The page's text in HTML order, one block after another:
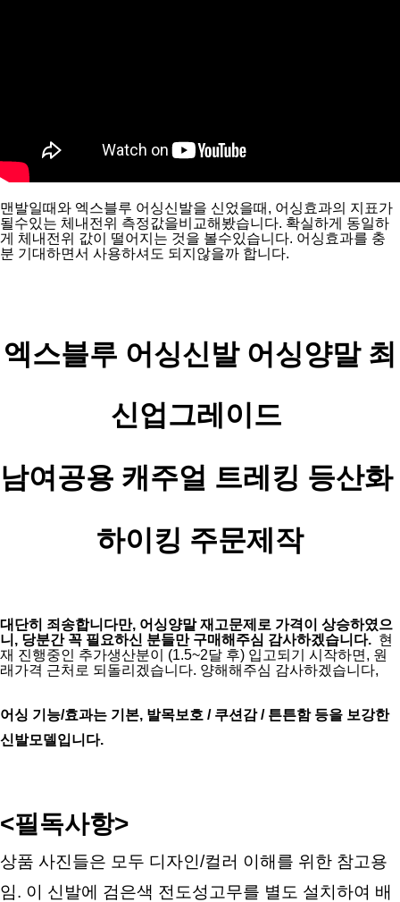
맨발일때와 엑스블루 어싱신발을 신었을때, 어싱효과의 지표가
될수있는 체내전위 측정값을비교해봤습니다. 확실하게 동일하
게 체내전위 값이 떨어지는 것을 볼수있습니다. 어싱효과를 충
분 기대하면서 사용하셔도 되지않을까 합니다.
엑스블루 어싱신발 어싱양말 최
신업그레이드
남여공용 캐주얼 트레킹 등산화
하이킹 주문제작
대단히 죄송합니다만, 어싱양말 재고문제로 가격이 상승하였으
니, 당분간 꼭 필요하신 분들만 구매해주심 감사하겠습니다. 현
재 진행중인 추가생산분이 (1.5~2달 후) 입고되기 시작하면, 원
래가격 근처로 되돌리겠습니다. 양해해주심 감사하겠습니다,
어싱 기능/효과는 기본, 발목보호 / 쿠션감 / 튼튼함 등을 보강한
신발모델입니다.
<필독사항>
상품 사진들은 모두 디자인/컬러 이해를 위한 참고용
임. 이 신발에 검은색 전도성고무를 별도 설치하여 배